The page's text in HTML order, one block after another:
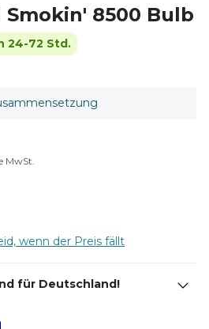
8500 Bulb
24-72 Std.
MwSt.
wenn der Preis fällt
für Deutschland!